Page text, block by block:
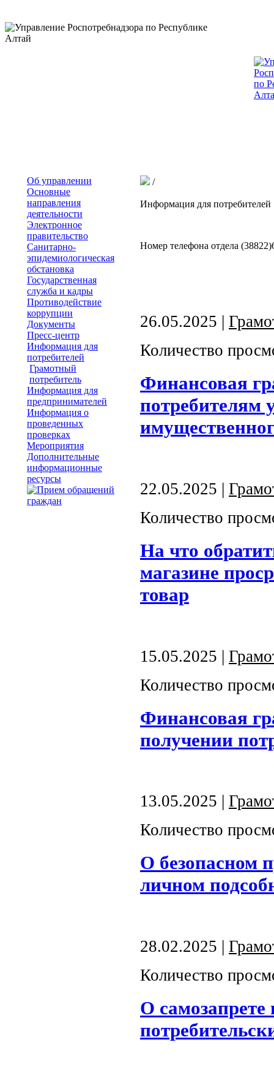
Об управлении
Основные
направления
деятельности
Электронное
правительство
Санитарно-
эпидемиологическая
обстановка
Государственная
служба и кадры
Противодействие
коррупции
Документы
Пресс-центр
Информация для
потребителей
Грамотный
потребитель
Информация для
предпринимателей
Информация о
проведенных
проверках
Мероприятия
Дополнительные
информационные
ресурсы
/
Информация для потребителей
Номер телефона отдела
26.05.2025 |
Количество
Финансовая
потребителям
22.05.2025 |
Количество
На что
магазине
товар
15.05.2025 |
Количество
Финансовая
получении
13.05.2025 |
Количество
О безопасном
личном
28.02.2025 |
Количество
О самозапрете